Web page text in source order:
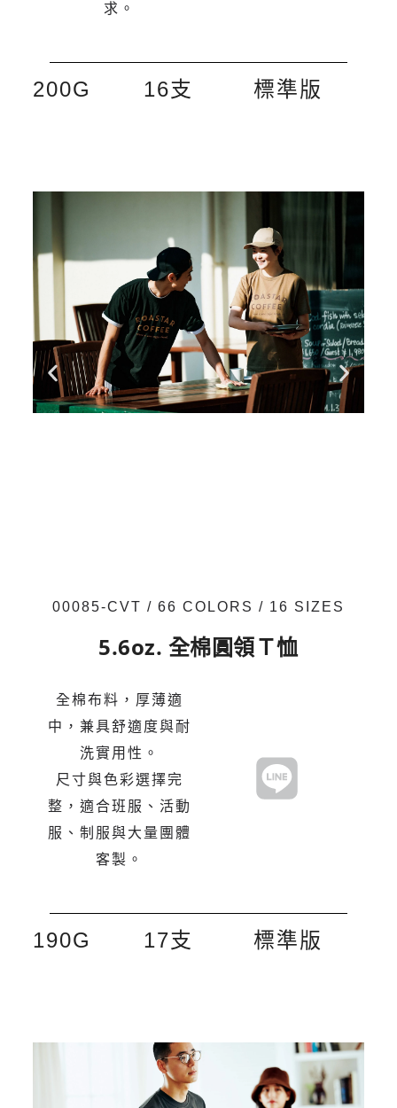
求。
200G 16支 標準版
00085-CVT / 66 COLORS / 16 SIZES
5.6oz. 全棉圓領Ｔ恤
全棉布料，厚薄適
中，兼具舒適度與耐
洗實用性。
尺寸與色彩選擇完
整，適合班服、活動
服、制服與大量團體
客製。
190G 17支 標準版